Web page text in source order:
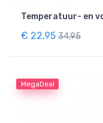
Temperatuur- en
€ 22,95 34,95
MegaDeal